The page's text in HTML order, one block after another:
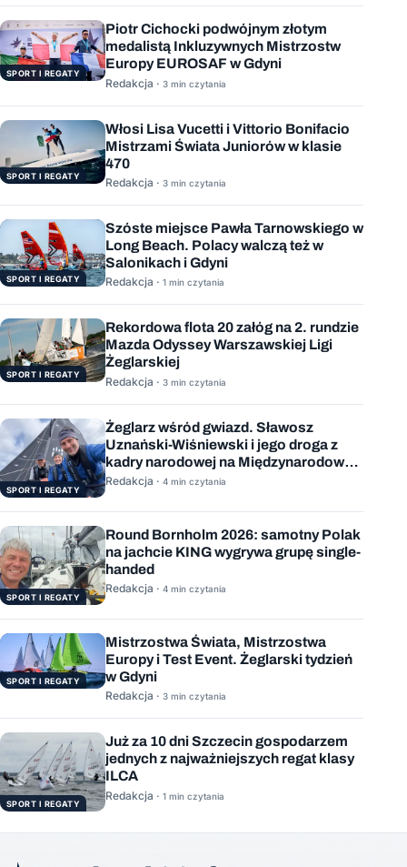
SPORT I REGATY
Piotr Cichocki podwójnym złotym
medalistą Inkluzywnych Mistrzostw
Europy EUROSAF w Gdyni
Redakcja · 3 min czytania
SPORT I REGATY
Włosi Lisa Vucetti i Vittorio Bonifacio
Mistrzami Świata Juniorów w klasie
470
Redakcja · 3 min czytania
SPORT I REGATY
Szóste miejsce Pawła Tarnowskiego w
Long Beach. Polacy walczą też w
Salonikach i Gdyni
Redakcja · 1 min czytania
SPORT I REGATY
Rekordowa flota 20 załóg na 2. rundzie
Mazda Odyssey Warszawskiej Ligi
Żeglarskiej
Redakcja · 3 min czytania
SPORT I REGATY
Żeglarz wśród gwiazd. Sławosz
Uznański-Wiśniewski i jego droga z
kadry narodowej na Międzynarodową
Stację Kosmiczną
Redakcja · 4 min czytania
SPORT I REGATY
Round Bornholm 2026: samotny Polak
na jachcie KING wygrywa grupę single-
handed
Redakcja · 4 min czytania
SPORT I REGATY
Mistrzostwa Świata, Mistrzostwa
Europy i Test Event. Żeglarski tydzień
w Gdyni
Redakcja · 3 min czytania
SPORT I REGATY
Już za 10 dni Szczecin gospodarzem
jednych z najważniejszych regat klasy
ILCA
Redakcja · 1 min czytania